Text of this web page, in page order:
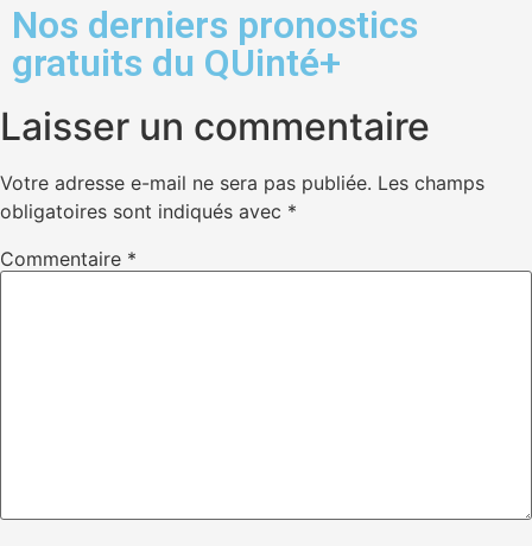
Nos derniers pronostics
gratuits du QUinté+
Laisser un commentaire
Votre adresse e-mail ne sera pas publiée. Les champs
obligatoires sont indiqués avec *
Commentaire *